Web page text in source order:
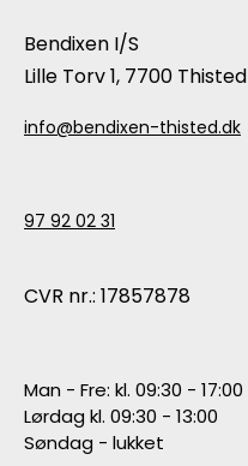
Bendixen I/S
Lille Torv 1, 7700 Thisted
info@bendixen-thisted.dk
97 92 02 31
CVR nr.: 17857878
Man - Fre: kl. 09:30 - 17:00
Lørdag kl. 09:30 - 13:00
Søndag - lukket